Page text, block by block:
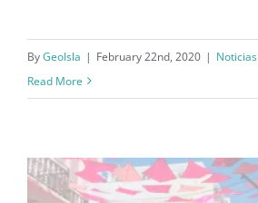
ByGeoIsla | February 22nd, 2020 | Noticias
Read More